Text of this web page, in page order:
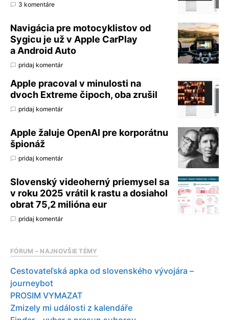
3 komentáre
Navigácia pre motocyklistov od
Sygicu je už v Apple CarPlay
a Android Auto
pridaj komentár
Apple pracoval v minulosti na
dvoch Extreme čipoch, oba zrušil
pridaj komentár
Apple žaluje OpenAI pre korporátnu
špionáž
pridaj komentár
Slovenský videoherný priemysel sa
v roku 2025 vrátil k rastu a dosiahol
obrat 75,2 milióna eur
pridaj komentár
FÓRUM – NAJNOVŠIE TÉMY
Cestovateľská apka od slovenského vývojára –
journeybot
PROSIM VYMAZAT
Zmizely mi události z kalendáře